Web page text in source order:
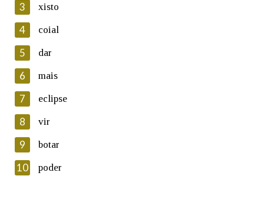
En cumprimento da normativa vixente en materia de
Protección de Datos de Carácter Persoal, a Real Academia
Galega informa a aqueles usuarios que faciliten o seu correo
electrónico, así como calquera outra información de carácter
persoal, que estes datos serán obxecto de tratamento
automatizado de carácter confidencial e incorporados aos seus
ficheiros informáticos. Así mesmo, os usuarios poderán exercer o
seu dereito de acceso, rectificación, oposición e cancelación dos
seus datos poñéndose en contacto connosco.
Lin e acepto as condicións da política de
Introduce o código que aparece na imaxe:
3 xisto
4 coial
5 dar
6 mais
7 eclipse
8 vir
9 botar
10 poder